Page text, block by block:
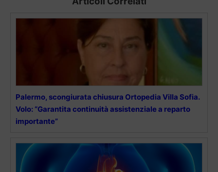
Palermo, scongiurata chiusura Ortopedia Villa Sofia.
Volo: “Garantita continuità assistenziale a reparto
importante”